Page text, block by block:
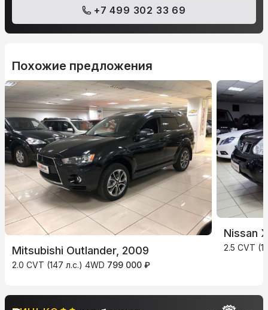
+7 499 302 33 69
Похожие предложения
Mitsubishi Outlander, 2009
2.0 CVT (147 л.с.) 4WD 799 000 ₽
Nissan
2.5 CVT